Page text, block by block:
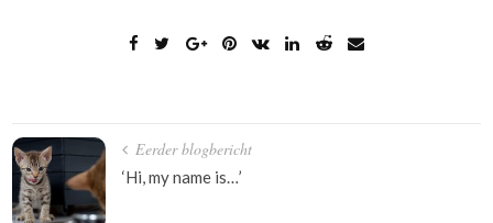
Bericht
navigatie
Eerder blogbericht
‘Hi, my name is…’